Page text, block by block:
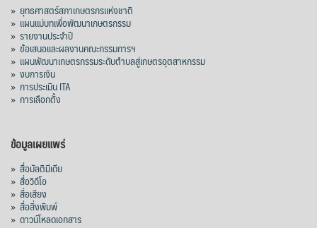
» ยุทธศาสตร์สภาเกษตรกรแห่งชาติ
» แผนแม่บทเพื่อพัฒนาเกษตรกรรม
» รายงานประจำปี
» ข้อเสนอและผลงานคณะกรรมการฯ
» แผนพัฒนาเกษตรกรรมระดับตำบลสู่เกษตรอุตสาหกรรม
» งบการเงิน
» การประเมิน ITA
» การเลือกตั้ง
ข้อมูลเผยแพร่
» สื่อมัลติมีเดีย
» สื่อวิดีโอ
» สื่อเสียง
» สื่อสิ่งพิมพ์
» ดาวน์โหลดเอกสาร